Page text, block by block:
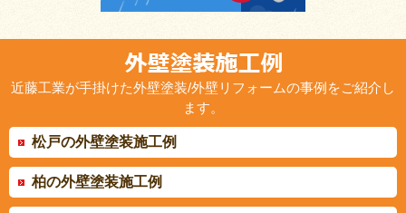
近藤工業が手掛けた外壁塗装/外壁リフォームの事例をご紹介し
ます。
松戸の外壁塗装施工例
柏の外壁塗装施工例